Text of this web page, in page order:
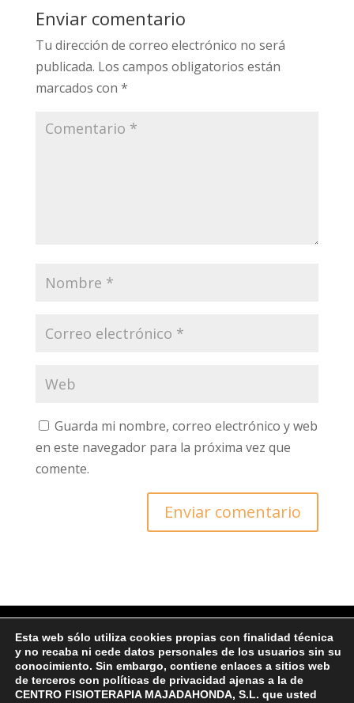
Enviar comentario
Tu dirección de correo electrónico no será
publicada. Los campos obligatorios están
marcados con *
Guarda mi nombre, correo electrónico y web
en este navegador para la próxima vez que
comente.
© Copyright 2022 CFM
Esta web sólo utiliza cookies propias con finalidad técnica
y no recaba ni cede datos personales de los usuarios sin su
conocimiento. Sin embargo, contiene enlaces a sitios web
de terceros con políticas de privacidad ajenas a la de
CENTRO FISIOTERAPIA MAJADAHONDA, S.L. que usted